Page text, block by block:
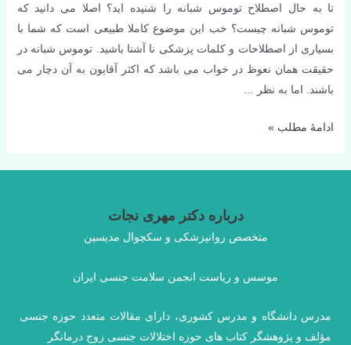
می
شود؟
تا به حال اصطلاح توموس شبانه را شنیده اید؟ اصلا می دانید که
توموس شبانه چیست؟ خب این موضوع کاملا طبیعی است که شما با
بسیاری از اصطلاحات و کلمات پزشکی نا آشنا باشید. توموس شبانه در
حقیقت همان نعوظ در خواب می باشد که اکثر آقایون به آن دچار می
باشند. اما به نظر …
علت
در
ادامۀ مطلب »
درباره دکتر مهری نجات
متخصص روانپزشکی و سکچوال مدیسین
موسس و ریاست انجمن سلامت جنسی ایران
مدرس دانشگاه و مدرس کشوری، دارای مقالات متعدد حوزه جنسی
مؤلف و پژوهشگر کتاب های حوزه اختلالات جنسی زوج درمانگر